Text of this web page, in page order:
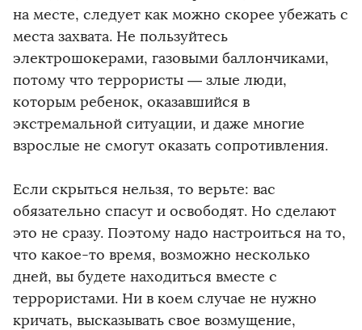
на месте, следует как можно скорее убежать с
места захвата. Не пользуйтесь
электрошокерами, газовыми баллончиками,
потому что террористы — злые люди,
которым ребенок, оказавшийся в
экстремальной ситуации, и даже многие
взрослые не смогут оказать сопротивления.
Если скрыться нельзя, то верьте: вас
обязательно спасут и освободят. Но сделают
это не сразу. Поэтому надо настроиться на то,
что какое-то время, возможно несколько
дней, вы будете находиться вместе с
террористами. Ни в коем случае не нужно
кричать, высказывать свое возмущение,